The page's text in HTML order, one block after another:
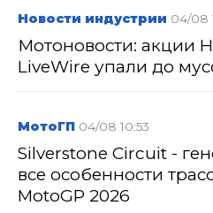
Новости индустрии 04/08
Мотоновости: акции
LiveWire упали до
МотоГП 04/08 10:53
Silverstone Circuit -
все особенности
MotoGP 2026